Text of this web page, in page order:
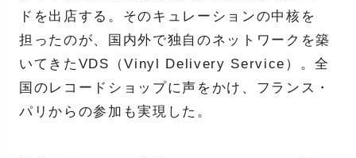
ドを出店する。そのキュレーションの中核を
担ったのが、国内外で独自のネットワークを築
いてきたVDS（Vinyl Delivery Service）。全
国のレコードショップに声をかけ、フランス・
パリからの参加も実現した。